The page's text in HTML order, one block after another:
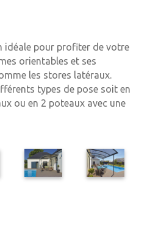
idéale pour profiter de votre
orientables et ses
les stores latéraux.
types de pose soit en
ou en 2 poteaux avec une